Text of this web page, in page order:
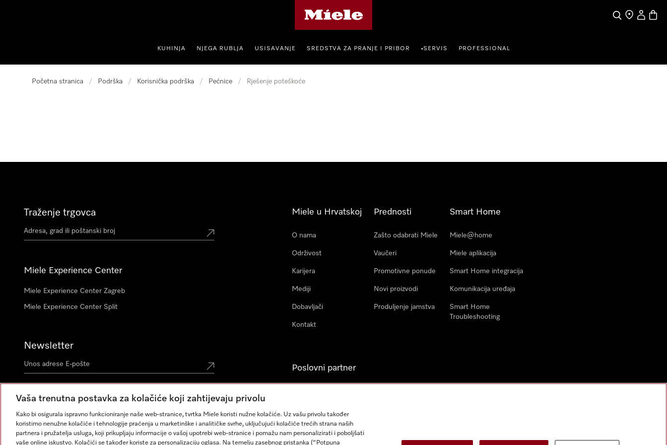
PretragaTraženjeKorisnički
KUHINJA NJEGA RUBLJA USISAVANJE SREDSTVA ZA PRANJE I PRIBOR •SERVIS PROFESSIONAL
Početna stranica / Podrška / Korisnička podrška / Pećnice / Rješenje poteškoće
Traženje trgovca
Miele Experience Center
Miele Experience Center Zagreb
Miele Experience Center Split
Newsletter
Miele u Hrvatskoj
O nama
Održivost
Karijera
Mediji
Dobavljači
Kontakt
Prednosti
Zašto odabrati Miele
Vaučeri
Promotivne ponude
Novi proizvodi
Produljenje jamstva
Smart Home
Miele@home
Miele aplikacija
Smart Home integracija
Komunikacija uređaja
Smart Home
Troubleshooting
Poslovni partner
građevinskih radova
Vaša trenutna postavka za kolačiće koji zahtijevaju privolu
Kako bi osigurala ispravno funkcioniranje naše web-stranice, tvrtka Miele koristi nužne kolačiće. Uz vašu privolu također
koristimo nenužne kolačiće i tehnologije praćenja u marketinške i analitičke svrhe, uključujući kolačiće trećih strana naših
partnera i pružatelja usluga, koji prikupljaju informacije o vašoj upotrebi web-stranice i pomažu nam personalizirati i poboljšati
vaše online iskustvo. Kolačići se također koriste za personalizaciju oglasa. Na temelju zasebnog pristanka ("Potpuna